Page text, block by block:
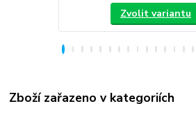
Zvolit variantu
Zboží zařazeno v kategoriích